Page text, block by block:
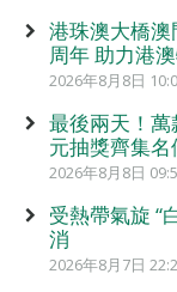
港珠澳大橋
周年 助力港
2026年8月8日
最後兩天！
元抽獎齊集名
2026年8月8日
受熱帶氣旋 “
消
2026年8月7日